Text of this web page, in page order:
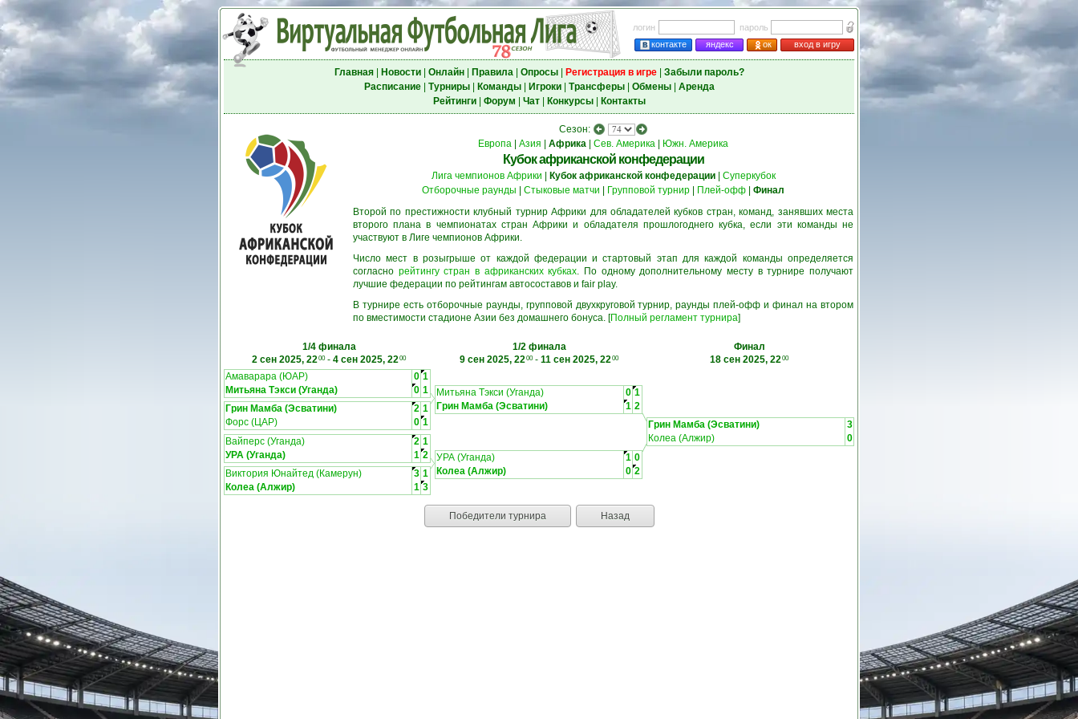
логин
пароль
контакте
яндекс ок вход в игру
Главная| Новости| Онлайн| Правила| Опросы| Регистрация в игре| Забыли пароль?
Расписание| Турниры| Команды| Игроки| Трансферы| Обмены| Аренда
Рейтинги| Форум Чат| Конкурсы| Контакты
Сезон:
Европа
Азия Африка Сев. Америка Южн. Америка
Кубок африканской конфедерации
Лига чемпионов Африки Кубок африканской конфедерации| Суперкубок
Отборочные раунды
Стыковые матчи Групповой турнир Плей-офф
Финал
Второй по престижности клубный турнир Африки для обладателей кубков стран, команд, занявших места
второго плана в чемпионатах стран Африки и обладателя прошлогоднего кубка, если эти команды не
участвуют в Лиге чемпионов Африки.
Число мест в розыгрыше от каждой федерации и стартовый этап для каждой команды определяется
согласно рейтингу стран в африканских кубках. По одному дополнительному месту в турнире получают
лучшие федерации по рейтингам автосоставов и fair play.
В турнире есть отборочные раунды, групповой двухкруговой турнир, раунды плей-офф и финал на втором
по вместимости стадионе Азии без домашнего бонуса. [Полный регламент турнира]
1/4 финала
2 сен 2025, 2200- 4 сен 2025, 2200
1/2 финала
9 сен 2025, 2200- 11 сен 2025, 2200
Финал
18 сен 2025, 2200
Амаварара (ЮАР) 0 1
Митьяна Тэкси (Уганда)
0 1
Грин Мамба (Эсватини)
2 1
Форс (ЦАР)
0 1
Митьяна Тэкси (Уганда) 0 1
Грин Мамба (Эсватини)
1 2
Грин Мамба (Эсватини)
3
Колеа (Алжир)
0
Вайперс (Уганда) 2 1
УРА (Уганда)
1 2
Виктория Юнайтед (Камерун)
3 1
Колеа (Алжир)
1 3
УРА (Уганда) 1 0
Колеа (Алжир)
0 2
Победители турнира Назад